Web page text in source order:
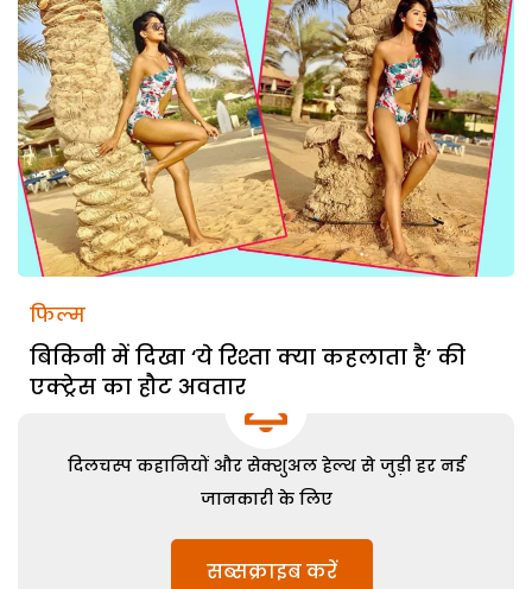
फिल्म
बिकिनी में दिखा ‘ये रिश्ता क्या कहलाता है’ की
एक्ट्रेस का हौट अवतार
दिलचस्प कहानियों और सेक्शुअल हेल्थ से जुड़ी हर नई
जानकारी के लिए
सब्सक्राइब करें